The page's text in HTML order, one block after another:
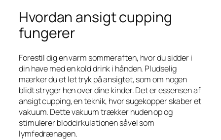
Hvordan ansigt cupping
fungerer
Forestil dig en varm sommeraften, hvor du sidder i
din have med en kold drink i hånden. Pludselig
mærker du et let tryk på ansigtet, som om nogen
blidt stryger hen over dine kinder. Det er essensen af
ansigt cupping, en teknik, hvor sugekopper skaber et
vakuum. Dette vakuum trækker huden op og
stimulerer blodcirkulationen såvel som
lymfedrænagen.